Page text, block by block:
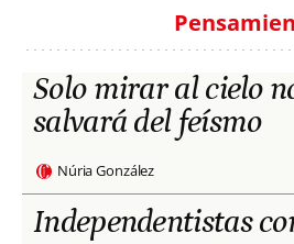
Solo mirar al cielo
salvará del feísmo
Núria González
Independentistas